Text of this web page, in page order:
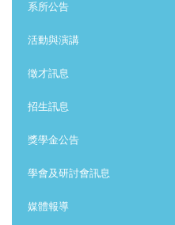
系所公告
活動與演講
徵才訊息
招生訊息
獎學金公告
學會及研討會訊息
媒體報導